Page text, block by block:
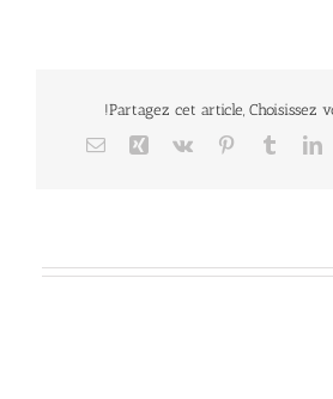
Partagez cet article, Choisissez
LinkedIn
Tumblr
Pinterest
Vk
Xing
Email